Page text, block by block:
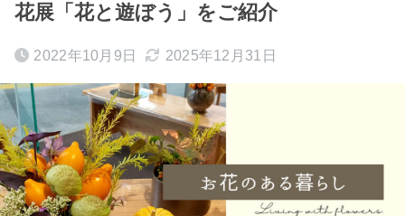
花展「花と遊ぼう」をご紹介
2022年10月9日 2025年12月31日